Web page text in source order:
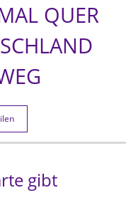
QUER
gibt